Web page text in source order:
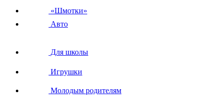
«Шмотки»
Авто
Для школы
Игрушки
Молодым родителям